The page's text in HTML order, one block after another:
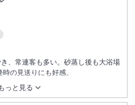
っと見る
、常連客も多い。砂蒸し後も大浴場
の見送りにも好感。